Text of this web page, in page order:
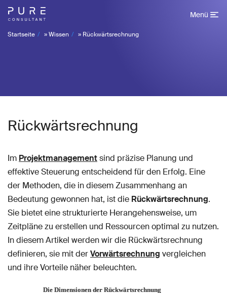
Menü
Startseite »Wissen » Rückwärtsrechnung
Rückwärtsrechnung
Im Projektmanagementsind präzise Planung und
effektive Steuerung entscheidend für den Erfolg. Eine
der Methoden, die in diesem Zusammenhang an
Bedeutung gewonnen hat, ist die Rückwärtsrechnung.
Sie bietet eine strukturierte Herangehensweise, um
Zeitpläne zu erstellen und Ressourcen optimal zu nutzen.
In diesem Artikel werden wir die Rückwärtsrechnung
definieren, sie mit derVorwärtsrechnung vergleichen
und ihre Vorteile näher beleuchten.